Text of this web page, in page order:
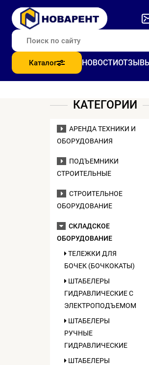
Каталог НОВОСТИ
КАТЕГОРИИ
АРЕНДА ТЕХНИКИ И
ОБОРУДОВАНИЯ
ПОДЪЕМНИКИ
СТРОИТЕЛЬНЫЕ
СТРОИТЕЛЬНОЕ
ОБОРУДОВАНИЕ
СКЛАДСКОЕ
ОБОРУДОВАНИЕ
ТЕЛЕЖКИ ДЛЯ
БОЧЕК (БОЧКОКАТЫ)
ШТАБЕЛЕРЫ
ГИДРАВЛИЧЕСКИЕ C
ЭЛЕКТРОПОДЪЕМОМ
ШТАБЕЛЕРЫ
РУЧНЫЕ
ГИДРАВЛИЧЕСКИЕ
ШТАБЕЛЕРЫ